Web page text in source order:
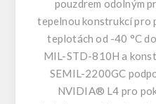
pouzdrem odolným
tepelnou konstrukcí pro
teplotách od -40 °C
MIL-STD-810H a
SEMIL-2200GC
NVIDIA® L4 pro